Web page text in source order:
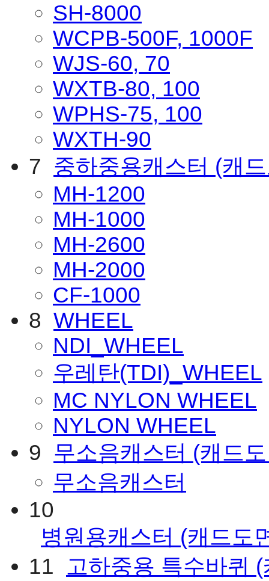
SH-8000
WCPB-500F, 1000F
WJS-60, 70
WXTB-80, 100
WPHS-75, 100
WXTH-90
7 중하중용캐스터 (캐
MH-1200
MH-1000
MH-2600
MH-2000
CF-1000
8 WHEEL
NDI_WHEEL
우레탄(TDI)_WHEEL
MC NYLON WHEEL
NYLON WHEEL
9 무소음캐스터 (캐드
무소음캐스터
10
병원용캐스터 (캐드도
11
고하중용 특수바퀴 (